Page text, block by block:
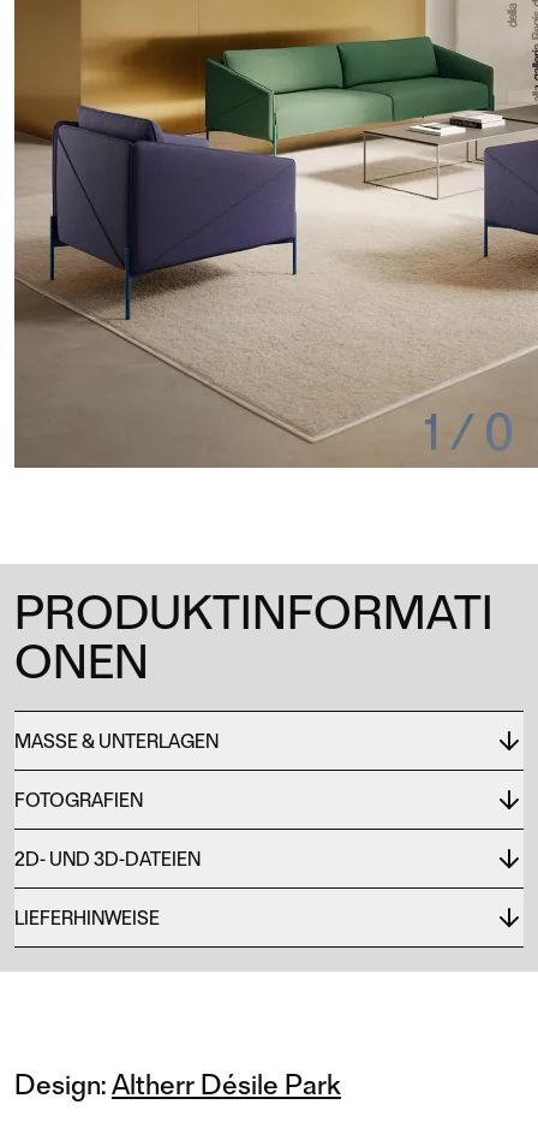
1 / 0
PRODUKTINFORMATI
ONEN
MASSE & UNTERLAGEN
FOTOGRAFIEN
2D- UND 3D-DATEIEN
LIEFERHINWEISE
Design:Altherr Désile Park